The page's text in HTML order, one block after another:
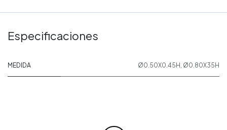
Especificaciones
MEDIDA Ø0.50X0.45H , Ø0.80X35H